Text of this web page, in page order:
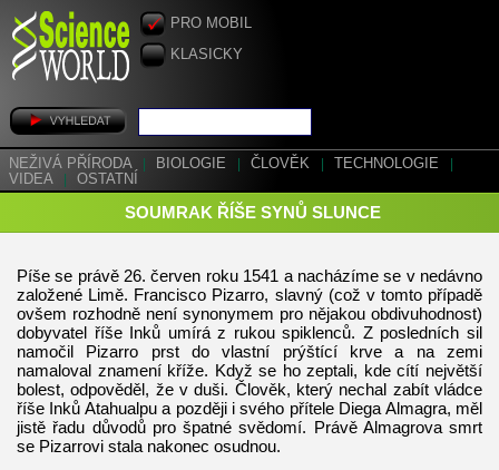
PRO MOBIL
KLASICKY
NEŽIVÁ PŘÍRODA BIOLOGIE ČLOVĚK TECHNOLOGIE
VIDEA
OSTATNÍ
SOUMRAK ŘÍŠE SYNŮ SLUNCE
Píše se právě 26. červen roku 1541 a nacházíme se v nedávno
založené Limě. Francisco Pizarro, slavný (což v tomto případě
ovšem rozhodně není synonymem pro nějakou obdivuhodnost)
dobyvatel říše Inků umírá z rukou spiklenců. Z posledních sil
namočil Pizarro prst do vlastní prýštící krve a na zemi
namaloval znamení kříže. Když se ho zeptali, kde cítí největší
bolest, odpověděl, že v duši. Člověk, který nechal zabít vládce
říše Inků Atahualpu a později i svého přítele Diega Almagra, měl
jistě řadu důvodů pro špatné svědomí. Právě Almagrova smrt
se Pizarrovi stala nakonec osudnou.